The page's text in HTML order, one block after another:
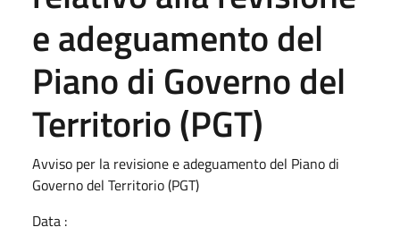
e adeguamento del
Piano di Governo del
Territorio (PGT)
Avviso per la revisione e adeguamento del Piano di
Governo del Territorio (PGT)
Data :